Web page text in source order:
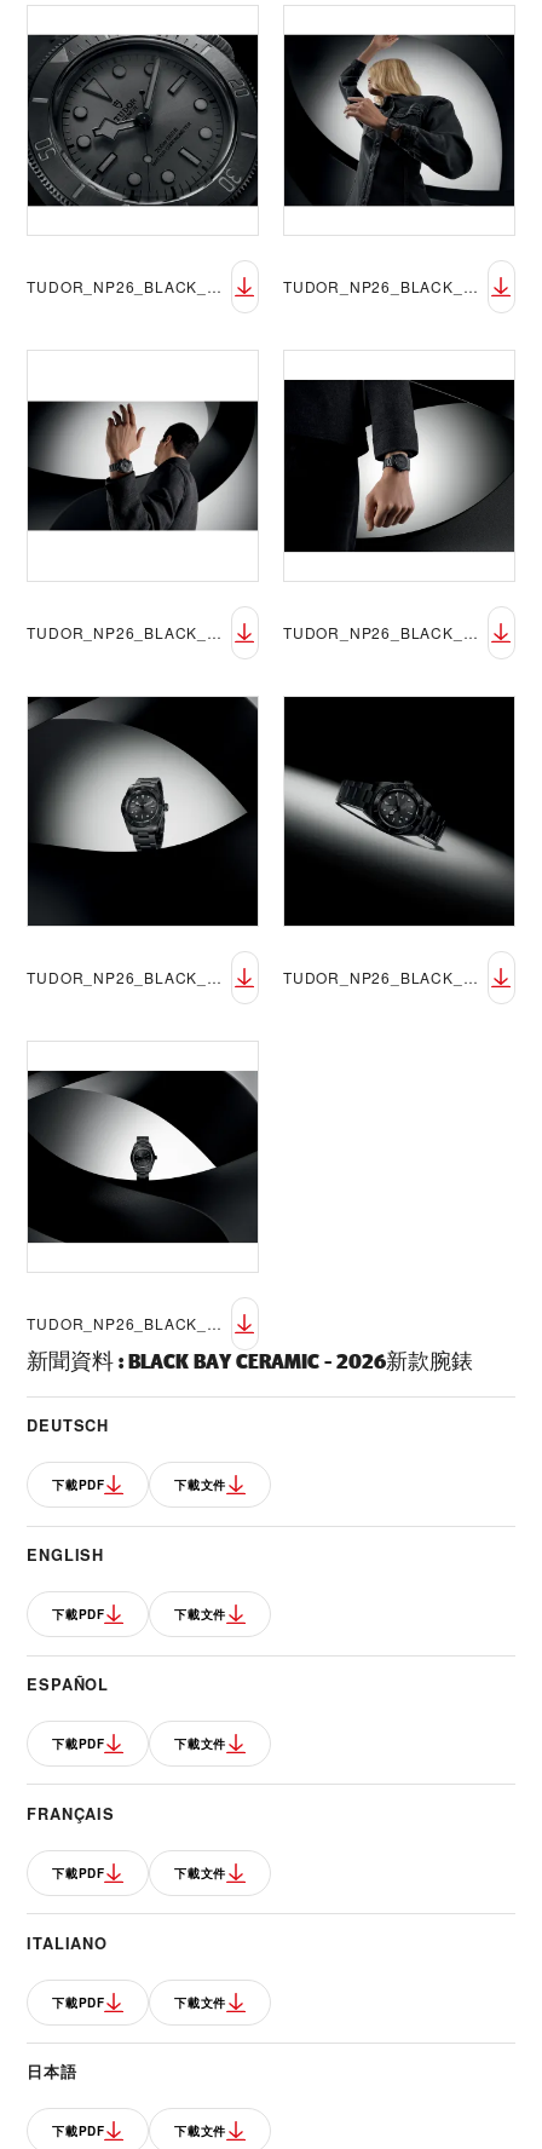
TUDOR_NP26_BLACK_BAY_CERAMIC_LIFESTYLE_3 TUDOR_NP26_BLACK_BAY_CERAMIC_LIFESTYLE_4
TUDOR_NP26_BLACK_BAY_CERAMIC_LIFESTYLE_5 TUDOR_NP26_BLACK_BAY_CERAMIC_LIFESTYLE_6
TUDOR_NP26_BLACK_BAY_CERAMIC_LIFESTYLE_7 TUDOR_NP26_BLACK_BAY_CERAMIC_LIFESTYLE_8
TUDOR_NP26_BLACK_BAY_CERAMIC_LIFESTYLE_9
新聞資料:BLACK BAY CERAMIC - 2026新款腕錶
DEUTSCH
下載PDF 下載文件
ENGLISH
下載PDF 下載文件
ESPAÑOL
下載PDF 下載文件
FRANÇAIS
下載PDF 下載文件
ITALIANO
下載PDF 下載文件
日本語
下載PDF 下載文件